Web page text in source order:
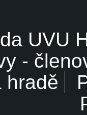
UVU
-
hradě